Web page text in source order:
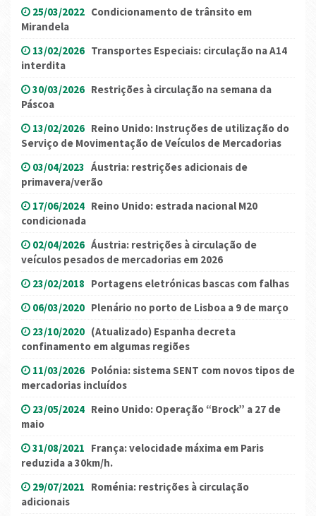
25/03/2022 Condicionamento de trânsito em
Mirandela
13/02/2026 Transportes Especiais: circulação na A14
interdita
30/03/2026 Restrições à circulação na semana da
Páscoa
13/02/2026 Reino Unido: Instruções de utilização do
Serviço de Movimentação de Veículos de Mercadorias
03/04/2023 Áustria: restrições adicionais de
primavera/verão
17/06/2024 Reino Unido: estrada nacional M20
condicionada
02/04/2026 Áustria: restrições à circulação de
veículos pesados ​​de mercadorias em 2026
23/02/2018 Portagens eletrónicas bascas com falhas
06/03/2020 Plenário no porto de Lisboa a 9 de março
23/10/2020 (Atualizado) Espanha decreta
confinamento em algumas regiões
11/03/2026 Polónia: sistema SENT com novos tipos de
mercadorias incluídos
23/05/2024 Reino Unido: Operação “Brock” a 27 de
maio
31/08/2021 França: velocidade máxima em Paris
reduzida a 30km/h.
29/07/2021 Roménia: restrições à circulação
adicionais